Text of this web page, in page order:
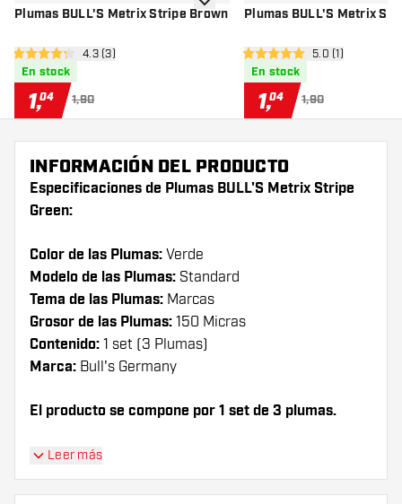
Plumas BULL'S Metrix Stripe Brown
abrir panel de reseñas
4.3 estrellas de puntuación
4.3 (3)
En stock
1,04 1,90
añadir a la lista de deseos
Plumas BULL'S Metrix
abrir panel de
5 estrellas de puntuación
5.0 (1)
En stock
1,04 1,90
INFORMACIÓN DEL PRODUCTO
Especificaciones de Plumas BULL'S Metrix Stripe
Green:
Color de las Plumas: Verde
Modelo de las Plumas: Standard
Tema de las Plumas: Marcas
Grosor de las Plumas: 150 Micras
Contenido: 1 set (3 Plumas)
Marca: Bull's Germany
El producto se compone por 1 set de 3 plumas.
¡Consejo de Dartshopper!
Asegúrate de tener suficientes plumas y cañas.
Leer más